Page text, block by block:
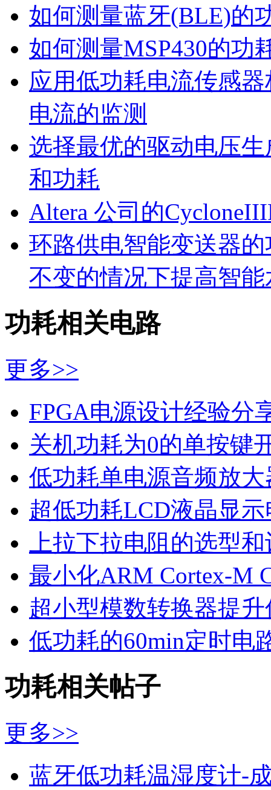
如何测量蓝牙(BLE)的
如何测量MSP430的功
应用低功耗电流传感
电流的监测
选择最优的驱动电压
和功耗
Altera 公司的
环路供电智能变送器
不变的情况下提高智能
功耗相关电路
更多>>
FPGA电源设计经验分
关机功耗为0的单按键
低功耗单电源音频放
超低功耗LCD液晶显
上拉下拉电阻的选型
最小化ARM Cortex-M
超小型模数转换器提
低功耗的60min定时电
功耗相关帖子
更多>>
蓝牙低功耗温湿度计-